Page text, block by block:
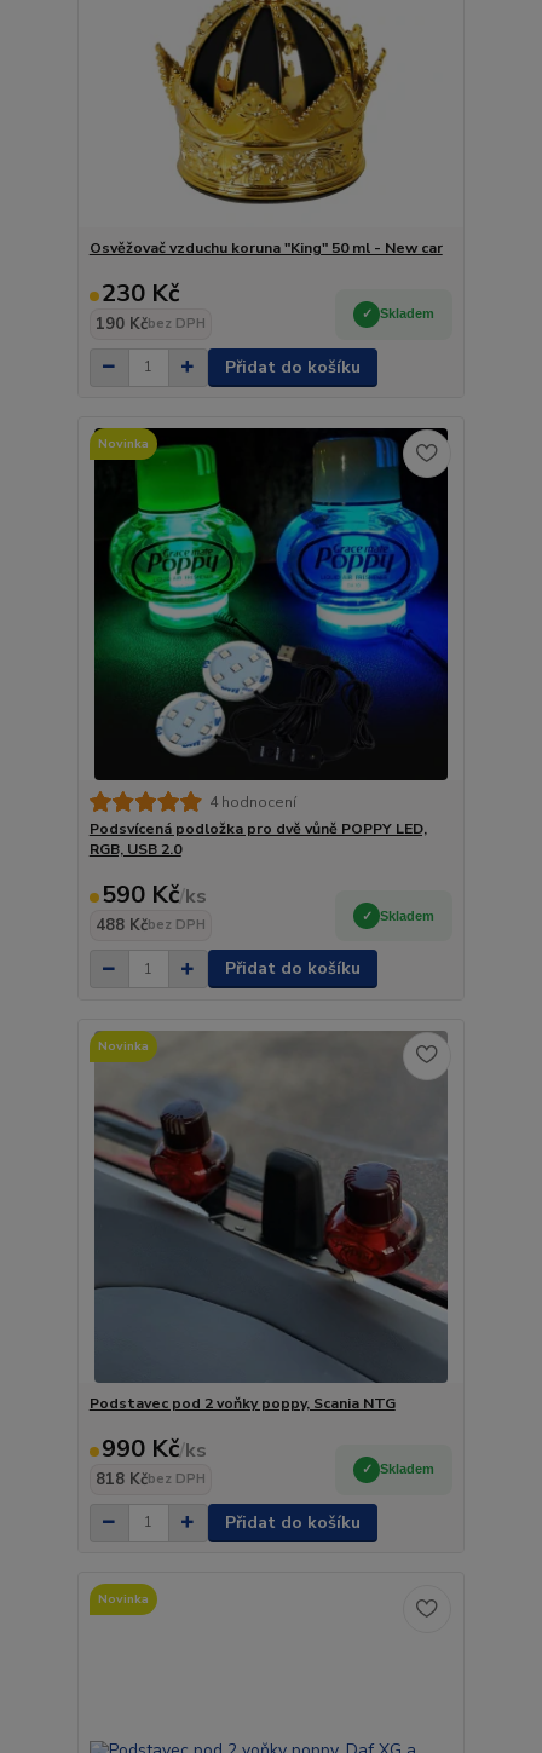
Osvěžovač vzduchu koruna "King" 50 ml - New car
230 Kč
190 Kčbez DPH
Skladem
Přidat do košíku
Novinka
4 hodnocení
Podsvícená podložka pro dvě vůně POPPY LED,
RGB, USB 2.0
590 Kč/ks
488 Kčbez DPH
Skladem
Přidat do košíku
Novinka
Podstavec pod 2 voňky poppy, Scania NTG
990 Kč/ks
818 Kčbez DPH
Skladem
Přidat do košíku
Novinka